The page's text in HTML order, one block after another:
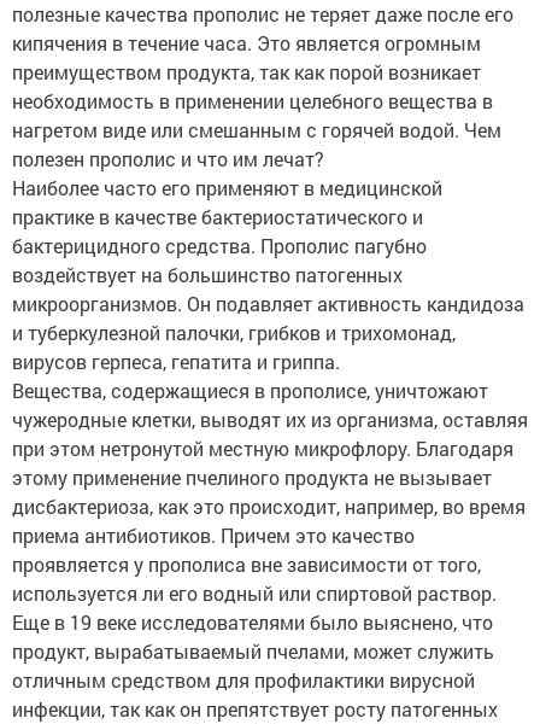
полезные качества прополис не теряет даже после его
кипячения в течение часа. Это является огромным
преимуществом продукта, так как порой возникает
необходимость в применении целебного вещества в
нагретом виде или смешанным с горячей водой. Чем
полезен прополис и что им лечат?
Наиболее часто его применяют в медицинской
практике в качестве бактериостатического и
бактерицидного средства. Прополис пагубно
воздействует на большинство патогенных
микроорганизмов. Он подавляет активность кандидоза
и туберкулезной палочки, грибков и трихомонад,
вирусов герпеса, гепатита и гриппа.
Вещества, содержащиеся в прополисе, уничтожают
чужеродные клетки, выводят их из организма, оставляя
при этом нетронутой местную микрофлору. Благодаря
этому применение пчелиного продукта не вызывает
дисбактериоза, как это происходит, например, во время
приема антибиотиков. Причем это качество
проявляется у прополиса вне зависимости от того,
используется ли его водный или спиртовой раствор.
Еще в 19 веке исследователями было выяснено, что
продукт, вырабатываемый пчелами, может служить
отличным средством для профилактики вирусной
инфекции, так как он препятствует росту патогенных